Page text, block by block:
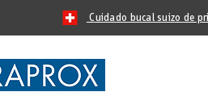
Cuidado bucal suizo de